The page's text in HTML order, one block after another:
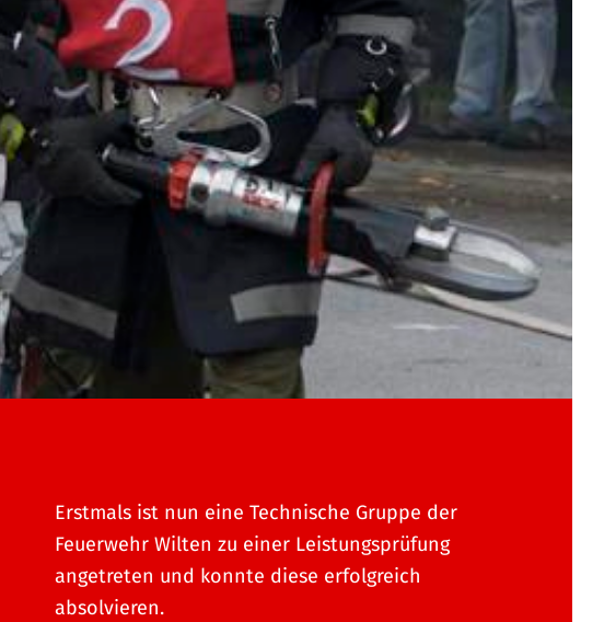
Erstmals ist nun eine Technische Gruppe der
Feuerwehr Wilten zu einer Leistungsprüfung
angetreten und konnte diese erfolgreich
absolvieren.